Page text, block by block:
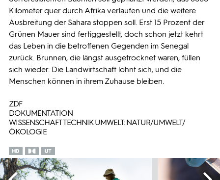
Kilometer quer durch Afrika verlaufen und die weitere
Ausbreitung der Sahara stoppen soll. Erst 15 Prozent der
Grünen Mauer sind fertiggestellt, doch schon jetzt kehrt
das Leben in die betroffenen Gegenden im Senegal
zurück. Brunnen, die längst ausgetrocknet waren, füllen
sich wieder. Die Landwirtschaft lohnt sich, und die
Menschen können in ihrem Zuhause bleiben.
ZDF
DOKUMENTATION
WISSENSCHAFT TECHNIK UMWELT: NATUR/UMWELT/
ÖKOLOGIE